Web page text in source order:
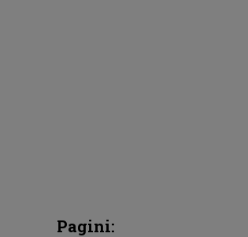
Pagini: